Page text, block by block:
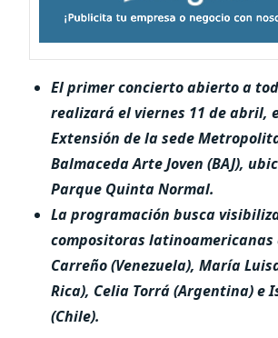
El primer concierto abierto a
realizará el viernes 11 de abril,
Extensión de la sede
Balmaceda Arte Joven (BAJ),
Parque Quinta Normal.
La programación busca
compositoras latinoamericanas
Carreño (Venezuela), María
Rica), Celia Torrá (Argentina) e
(Chile).